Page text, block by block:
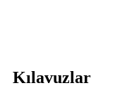
Kılavuzlar